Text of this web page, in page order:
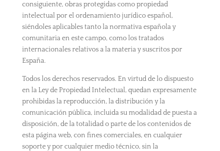
consiguiente, obras protegidas como propiedad
intelectual por el ordenamiento jurídico español,
siéndoles aplicables tanto la normativa española y
comunitaria en este campo, como los tratados
internacionales relativos a la materia y suscritos por
España.
Todos los derechos reservados. En virtud de lo dispuesto
en la Ley de Propiedad Intelectual, quedan expresamente
prohibidas la reproducción, la distribución y la
comunicación pública, incluida su modalidad de puesta a
disposición, de la totalidad o parte de los contenidos de
esta página web, con fines comerciales, en cualquier
soporte y por cualquier medio técnico, sin la